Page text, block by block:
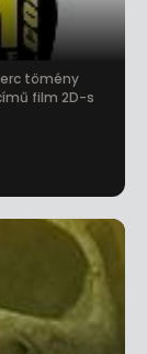
tömény
film 2D-s